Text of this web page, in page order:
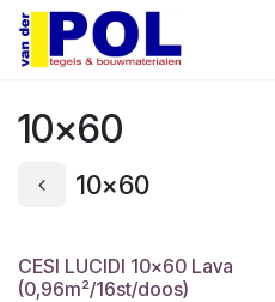
Overslaan naar inhoud
10x60
10x60
CESI LUCIDI 10x60 Lava
(0,96m²/16st/doos)